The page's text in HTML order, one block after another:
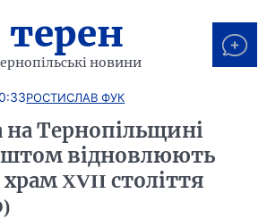
терен
новини
РОСТИСЛАВ ФУК
на Тернопільщині
відновлюють
XVII століття